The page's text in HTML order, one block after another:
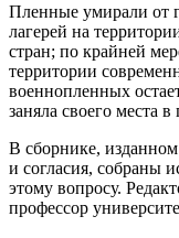
Пленные умирали от
лагерей на
стран; по крайней
территории
военнопленных
заняла своего места
В сборнике,
и согласия, собраны
этому вопросу.
профессор